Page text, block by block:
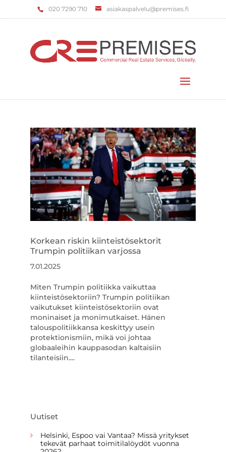
‌020 7290 710 asiakaspalvelu@premises.fi
Korkean riskin kiinteistösektorit
Trumpin politiikan varjossa
7.01.2025
Miten Trumpin politiikka vaikuttaa
kiinteistösektoriin? Trumpin politiikan
vaikutukset kiinteistösektoriin ovat
moninaiset ja monimutkaiset. Hänen
talouspolitiikkansa keskittyy usein
protektionismiin, mikä voi johtaa
globaaleihin kauppasodan kaltaisiin
tilanteisiin....
Uutiset
Helsinki, Espoo vai Vantaa? Missä yritykset
tekevät parhaat toimitilalöydöt vuonna